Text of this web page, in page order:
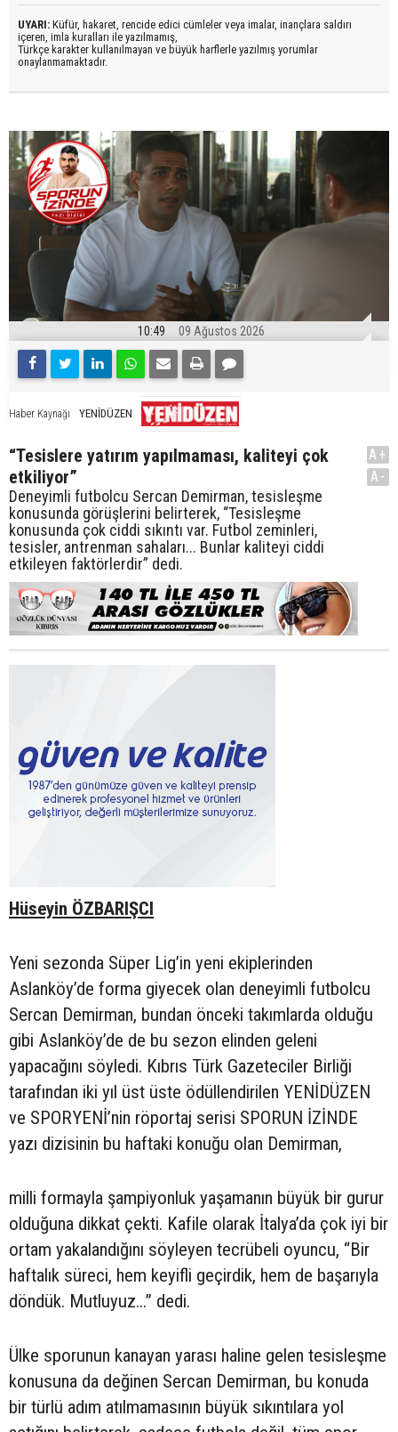
UYARI: Küfür, hakaret, rencide edici cümleler veya imalar, inançlara saldırı
içeren, imla kuralları ile yazılmamış,
Türkçe karakter kullanılmayan ve büyük harflerle yazılmış yorumlar
onaylanmamaktadır.
10:49 09 Ağustos 2026
Haber Kaynağı YENİDÜZEN
“Tesislere yatırım yapılmaması, kaliteyi çok
etkiliyor”
Deneyimli futbolcu Sercan Demirman, tesisleşme
konusunda görüşlerini belirterek, “Tesisleşme
konusunda çok ciddi sıkıntı var. Futbol zeminleri,
tesisler, antrenman sahaları... Bunlar kaliteyi ciddi
etkileyen faktörlerdir” dedi.
A+
A-
Hüseyin ÖZBARIŞCI
Yeni sezonda Süper Lig’in yeni ekiplerinden
Aslanköy’de forma giyecek olan deneyimli futbolcu
Sercan Demirman, bundan önceki takımlarda olduğu
gibi Aslanköy’de de bu sezon elinden geleni
yapacağını söyledi. Kıbrıs Türk Gazeteciler Birliği
tarafından iki yıl üst üste ödüllendirilen YENİDÜZEN
ve SPORYENİ’nin röportaj serisi SPORUN İZİNDE
yazı dizisinin bu haftaki konuğu olan Demirman,
milli formayla şampiyonluk yaşamanın büyük bir gurur
olduğuna dikkat çekti. Kafile olarak İtalya’da çok iyi bir
ortam yakalandığını söyleyen tecrübeli oyuncu, “Bir
haftalık süreci, hem keyifli geçirdik, hem de başarıyla
döndük. Mutluyuz...” dedi.
Ülke sporunun kanayan yarası haline gelen tesisleşme
konusuna da değinen Sercan Demirman, bu konuda
bir türlü adım atılmamasının büyük sıkıntılara yol